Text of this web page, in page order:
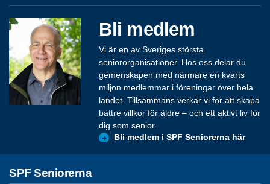
Bli medlem
Vi är en av Sveriges största
seniororganisationer. Hos oss delar du
gemenskapen med närmare en kvarts
miljon medlemmar i föreningar över hela
landet. Tillsammans verkar vi för att skapa
bättre villkor för äldre – och ett aktivt liv för
dig som senior.
Bli medlem i SPF Seniorerna här
SPF Seniorerna